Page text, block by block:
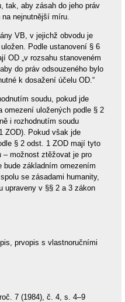
tak, aby zásah do jeho práv
nejnutnější míru.
VB, v jejichž obvodu je
Podle ustanovení § 6
OD „v rozsahu stanoveném
do práv odsouzeného bylo
k dosažení účelu OD.“
soudu, pokud jde
omezení uložených podle § 2
i rozhodnutím soudu
ZOD). Pokud však jde
§ 2 odst. 1 ZOD mají tyto
– možnost ztěžovat je pro
bude základním omezením
se zásadami humanity,
upraveny v §§ 2 a 3 zákon
prvopis s vlastnoručními
7 (1984), č. 4, s. 4–9